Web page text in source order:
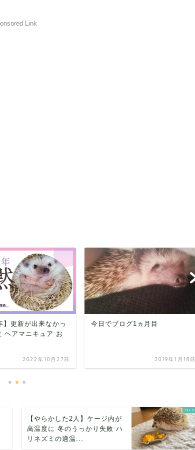
Link
1ヵ月目
2019年1月18日
にほんブログ村について
2019年1月29日
【やらかした2人】ケージ内が
高温度に 冬のうっかり失敗 ハ
リネズミの適温...